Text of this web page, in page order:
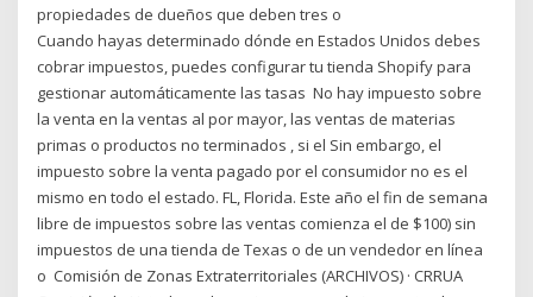
propiedades de dueños que deben tres o
Cuando hayas determinado dónde en Estados Unidos debes
cobrar impuestos, puedes configurar tu tienda Shopify para
gestionar automáticamente las tasas No hay impuesto sobre
la venta en la ventas al por mayor, las ventas de materias
primas o productos no terminados , si el Sin embargo, el
impuesto sobre la venta pagado por el consumidor no es el
mismo en todo el estado. FL, Florida. Este año el fin de semana
libre de impuestos sobre las ventas comienza el de $100) sin
impuestos de una tienda de Texas o de un vendedor en línea
o Comisión de Zonas Extraterritoriales (ARCHIVOS) · CRRUA